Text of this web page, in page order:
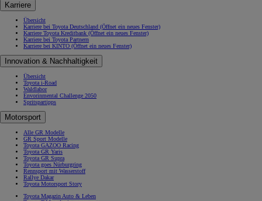
Karriere
Übersicht
Karriere bei Toyota Deutschland (Öffnet ein neues Fenster)
Karriere Toyota Kreditbank (Öffnet ein neues Fenster)
Karriere bei Toyota Partnern
Karriere bei KINTO (Öffnet ein neues Fenster)
Innovation & Nachhaltigkeit
Übersicht
Toyota i-Road
Waldlabor
Envorinmental Challenge 2050
Spritspartipps
Motorsport
Alle GR Modelle
GR Sport Modelle
Toyota GAZOO Racing
Toyota GR Yaris
Toyota GR Supra
Toyota goes Nürburgring
Rennsport mit Wasserstoff
Rallye Dakar
Toyota Motorsport Story
Toyota Magazin Auto & Leben